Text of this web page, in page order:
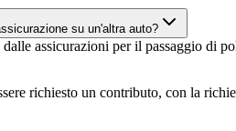
su un'altra auto?
assicurazioni per il passaggio di
richiesto un contributo, con la